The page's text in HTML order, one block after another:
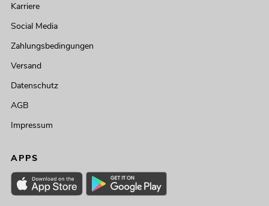
Karriere
Social Media
Zahlungsbedingungen
Versand
Datenschutz
AGB
Impressum
APPS